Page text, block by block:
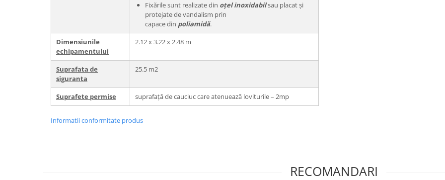
Fixările sunt realizate din oțel inoxidabilsau placat și
protejate de vandalism prin
capace din poliamidă.
Dimensiunile
echipamentului
2.12 x 3.22 x 2.48 m
Suprafata de
siguranta
25.5 m2
Suprafete permise suprafață de cauciuc care atenuează loviturile – 2mp
Informatii conformitate produs
RECOMANDARI